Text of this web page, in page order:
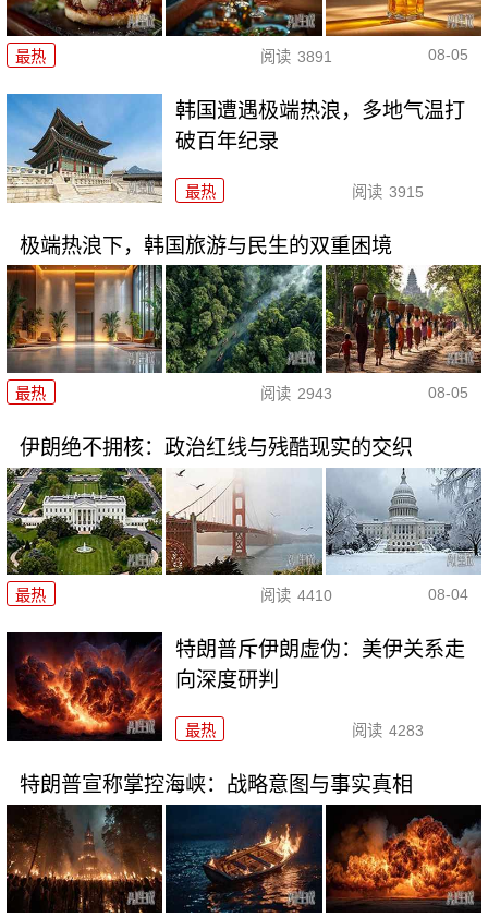
最热 阅读 3891 08-05
韩国遭遇极端热浪，多地气温打
破百年纪录
最热 阅读 3915
极端热浪下，韩国旅游与民生的双重困境
最热 阅读 2943 08-05
伊朗绝不拥核：政治红线与残酷现实的交织
最热 阅读 4410 08-04
特朗普斥伊朗虚伪：美伊关系走
向深度研判
最热 阅读 4283
特朗普宣称掌控海峡：战略意图与事实真相